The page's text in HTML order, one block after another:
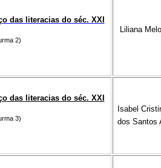
das literacias do séc. XXI
2)
Liliana
das literacias do séc. XXI
3)
Isabel
dos Santos